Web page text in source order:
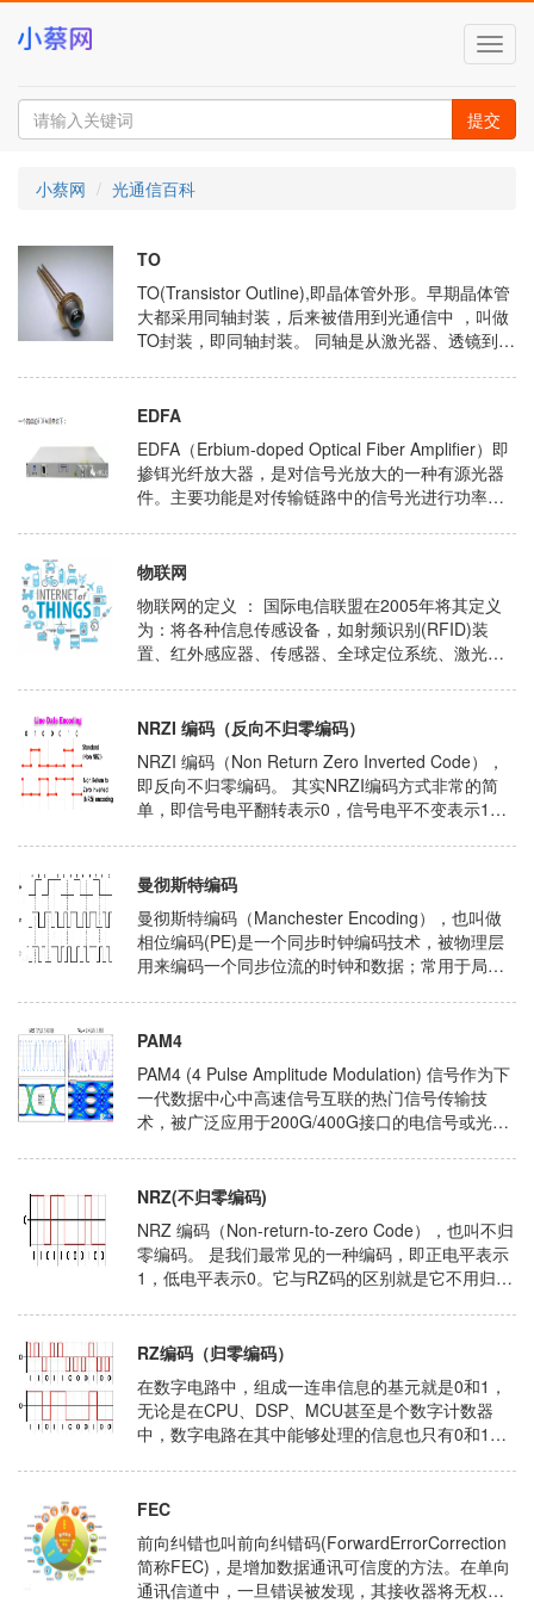
切
换
导
航
提交
小蔡网 光通信百科
TO
TO(Transistor Outline),即晶体管外形。早期晶体管
大都采用同轴封装，后来被借用到光通信中 ，叫做
TO封装，即同轴封装。 同轴是从激光器、透镜到光
EDFA
EDFA（Erbium-doped Optical Fiber Amplifier）即
掺铒光纤放大器，是对信号光放大的一种有源光器
件。主要功能是对传输链路中的信号光进行功率补
物联网
物联网的定义 ： 国际电信联盟在2005年将其定义
为：将各种信息传感设备，如射频识别(RFID)装
置、红外感应器、传感器、全球定位系统、激光扫
NRZI 编码（反向不归零编码）
NRZI 编码（Non Return Zero Inverted Code），
即反向不归零编码。 其实NRZI编码方式非常的简
单，即信号电平翻转表示0，信号电平不变表示1；
曼彻斯特编码
曼彻斯特编码（Manchester Encoding），也叫做
相位编码(PE)是一个同步时钟编码技术，被物理层
用来编码一个同步位流的时钟和数据；常用于局域
号,......
PAM4
PAM4 (4 Pulse Amplitude Modulation) 信号作为下
一代数据中心中高速信号互联的热门信号传输技
术，被广泛应用于200G/400G接口的电信号或光信
NRZ(不归零编码)
NRZ 编码（Non-return-to-zero Code），也叫不归
零编码。 是我们最常见的一种编码，即正电平表示
1，低电平表示0。它与RZ码的区别就是它不用归
RZ编码（归零编码）
在数字电路中，组成一连串信息的基元就是0和1，
无论是在CPU、DSP、MCU甚至是个数字计数器
中，数字电路在其中能够处理的信息也只有0和1，
和1来传递你想......
FEC
前向纠错也叫前向纠错码(ForwardErrorCorrection
简称FEC)，是增加数据通讯可信度的方法。在单向
通讯信道中，一旦错误被发现，其接收器将无权再